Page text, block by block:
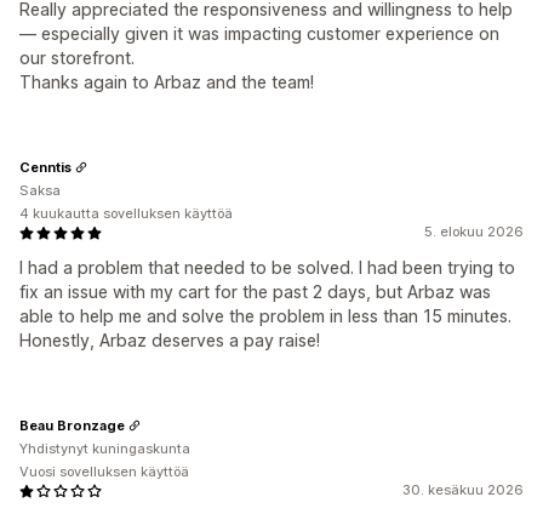
Really appreciated the responsiveness and willingness to help
— especially given it was impacting customer experience on
our storefront.
Thanks again to Arbaz and the team!
5. elokuu 2026
I had a problem that needed to be solved. I had been trying to
fix an issue with my cart for the past 2 days, but Arbaz was
able to help me and solve the problem in less than 15 minutes.
Honestly, Arbaz deserves a pay raise!
Cenntis
Saksa
4 kuukautta sovelluksen käyttöä
30. kesäkuu 2026
Beau Bronzage
Yhdistynyt kuningaskunta
Vuosi sovelluksen käyttöä